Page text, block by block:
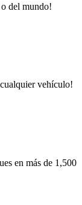
del mundo!
vehículo!
en más de 1,500